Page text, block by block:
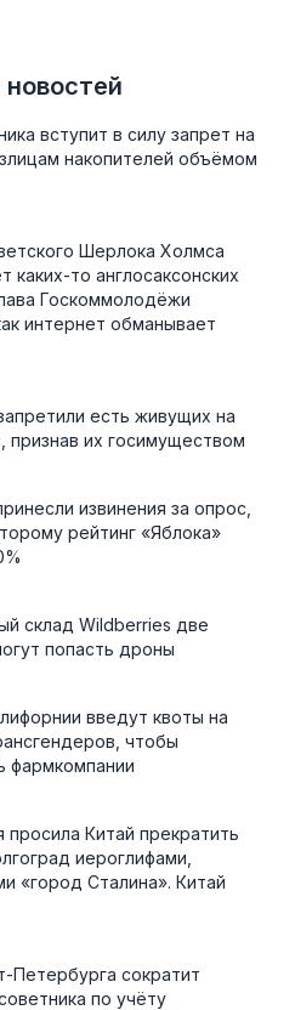
вступит в силу запрет на
накопителей объёмом
Шерлока Холмса
каких-то англосаксонских
Госкоммолодёжи
интернет обманывает
есть живущих на
признав их госимуществом
извинения за опрос,
рейтинг «Яблока»
склад Wildberries две
попасть дроны
введут квоты на
чтобы
фармкомпании
Китай прекратить
иероглифами,
«город Сталина». Китай
Петербурга сократит
по учёту